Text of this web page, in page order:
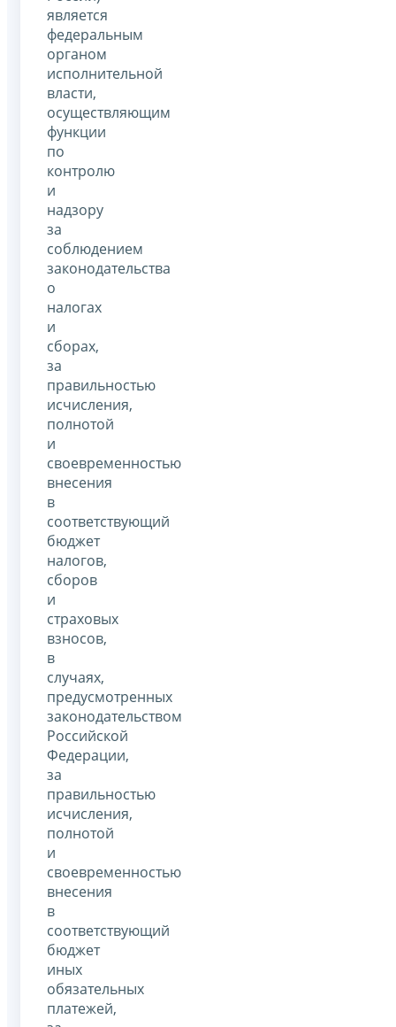
является
федеральным
органом
исполнительной
власти,
осуществляющим
функции
по
контролю
и
надзору
за
соблюдением
законодательства
о
налогах
и
сборах,
за
правильностью
исчисления,
полнотой
и
своевременностью
внесения
в
соответствующий
бюджет
налогов,
сборов
и
страховых
взносов,
в
случаях,
предусмотренных
законодательством
Российской
Федерации,
за
правильностью
исчисления,
полнотой
и
своевременностью
внесения
в
соответствующий
бюджет
иных
обязательных
платежей,